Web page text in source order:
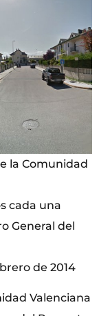
la Comunidad
cada una
General del
de 2014
Valenciana